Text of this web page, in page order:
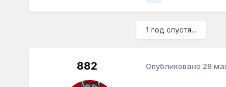
1 год спустя...
882 Опубликовано 28